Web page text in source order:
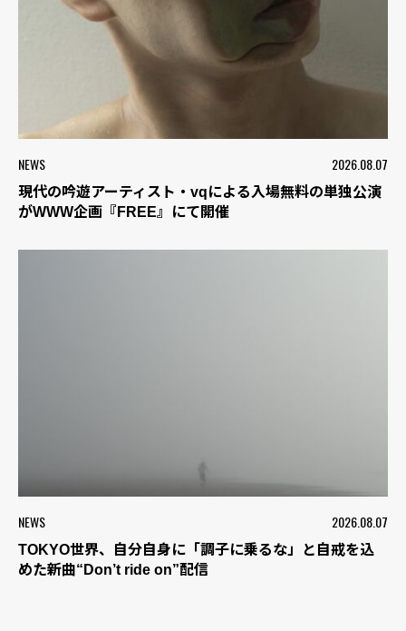
NEWS 2026.08.07
現代の吟遊アーティスト・vqによる入場無料の単独公演
がWWW企画『FREE』にて開催
NEWS 2026.08.07
TOKYO世界、自分自身に「調子に乗るな」と自戒を込
めた新曲“Don’t ride on”配信